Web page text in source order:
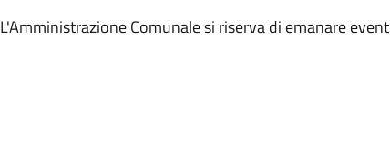
L'Amministrazione Comunale si riserva di emanare